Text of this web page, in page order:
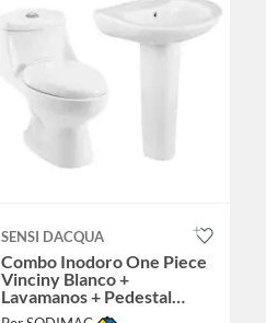
SENSI DACQUA
Combo Inodoro One Piece
Vinciny Blanco +
Lavamanos + Pedestal
Florencia